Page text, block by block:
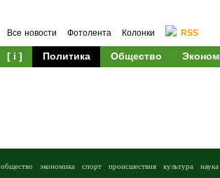
Все новости Фотолента Колонки RSS
[ i ] Политика Общество
общество экономика спорт происшествия культура наука